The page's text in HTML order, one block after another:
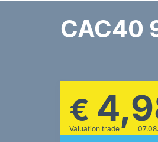
CAC40
€
Valuation trade